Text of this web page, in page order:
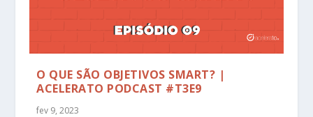
O QUE SÃO OBJETIVOS SMART? |
ACELERATO PODCAST #T3E9
fev 9, 2023